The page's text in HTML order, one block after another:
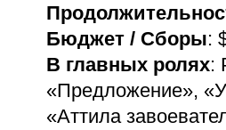
Бюджет / Сборы:
В главных ролях:
«Предложение»,
«Аттила